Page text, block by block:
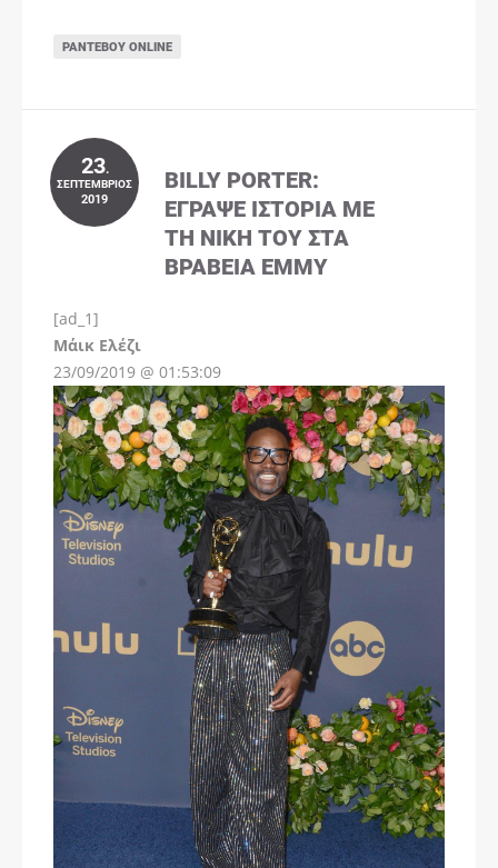
ΡΑΝΤΕΒΟΎ ONLINE
23.
ΣΕΠΤΈΜΒΡΙΟΣ
2019
BILLY PORTER:
ΈΓΡΑΨΕ ΙΣΤΟΡΊΑ ΜΕ
ΤΗ ΝΊΚΗ ΤΟΥ ΣΤΑ
ΒΡΑΒΕΊΑ EMMY
[ad_1]
Μάικ ΕλέζιInstagram
23/09/2019 @ 01:53:09